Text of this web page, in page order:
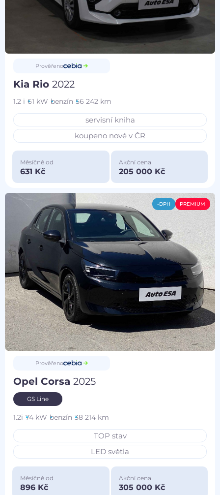
Prověřeno
Kia Rio2022
1.2 i 61 kW benzín 56 242 km
servisní kniha
koupeno nové v ČR
Měsíčně od
631 Kč
Akční cena
205 000 Kč
-DPH PREMIUM
Prověřeno
Opel Corsa2025
GS Line
1.2i 74 kW benzín 38 214 km
TOP stav
LED světla
Měsíčně od
896 Kč
Akční cena
305 000 Kč